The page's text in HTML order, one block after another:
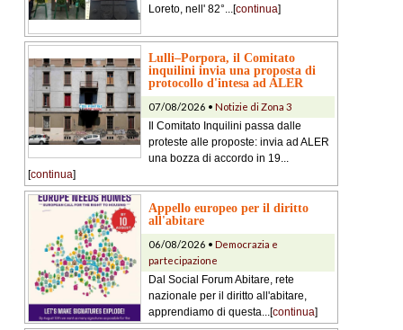
Loreto, nell' 82°...[continua]
Lulli–Porpora, il Comitato
inquilini invia una proposta di
protocollo d'intesa ad ALER
07/08/2026 • Notizie di Zona 3
Il Comitato Inquilini passa dalle
proteste alle proposte: invia ad ALER
una bozza di accordo in 19...
[continua]
Appello europeo per il diritto
all'abitare
06/08/2026 • Democrazia e
partecipazione
Dal Social Forum Abitare, rete
nazionale per il diritto all'abitare,
apprendiamo di questa...[continua]